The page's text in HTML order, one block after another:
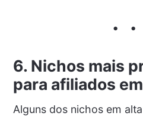
6. Nichos mais
para afiliados
Alguns dos nichos em